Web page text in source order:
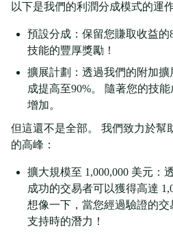
以下是我們的利潤分成模式的運
預設分成：保留您賺取收益的
技能的豐厚獎勵！
擴展計劃：透過我們的附加
成提高至90%。 隨著您的技
增加。
但這還不是全部。 我們致力於幫
的高峰：
擴大規模至 1,000,000 美元：
成功的交易者可以獲得高達
想像一下，當您經過驗證的
支持時的潛力！